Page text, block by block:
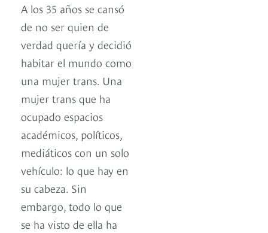
A los 35 años se cansó
de no ser quien de
verdad quería y decidió
habitar el mundo como
una mujer trans. Una
mujer trans que ha
ocupado espacios
académicos, políticos,
mediáticos con un solo
vehículo: lo que hay en
su cabeza. Sin
embargo, todo lo que
se ha visto de ella ha